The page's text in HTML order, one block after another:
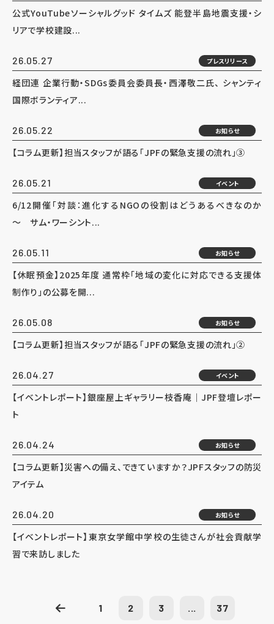
公式YouTubeソーシャルグッド タイムズ 能登半島地震支援・シ
リアで学校建設...
26.05.27 プレスリリース
経団連 企業行動・SDGs委員会委員長・西澤敬二氏、 シャンティ
国際ボランティア...
26.05.22 お知らせ
【コラム更新】担当スタッフが語る「JPFの緊急支援の流れ」③
26.05.21 イベント
6/12開催「対談：進化するNGOの役割はどうあるべきなのか
～ サム・ワーシント...
26.05.11 お知らせ
【休眠預金】2025年度 通常枠「地域の変化に対応できる支援体
制作り」の公募を開...
26.05.08 お知らせ
【コラム更新】担当スタッフが語る「JPFの緊急支援の流れ」②
26.04.27 イベント
【イベントレポート】銀座屋上ギャラリー枝香庵｜JPF登壇レポー
ト
26.04.24 お知らせ
【コラム更新】災害への備え、できていますか？JPFスタッフの防災
アイテム
26.04.20 お知らせ
【イベントレポート】東京女学館中学校の生徒さんが社会貢献学
習で来訪しました
1 2 3 ... 37